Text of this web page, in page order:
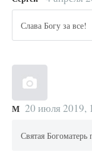
Слава Богу за все!
М 20 июля 2019,
Святая